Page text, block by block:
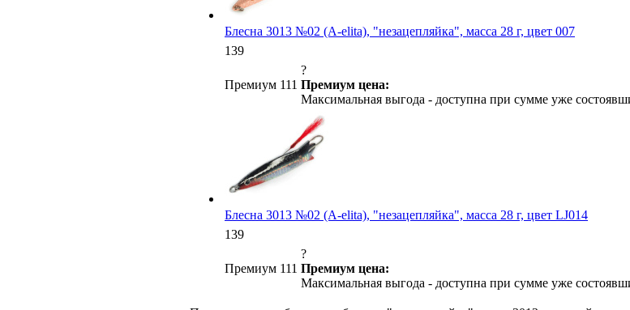
Блесна 3013 №02 (А-elita), "незацепляйка", масса 28 г, цвет 007
139
Премиум 111
?
Премиум цена:
Максимальная выгода - доступна при сумме уже
Блесна 3013 №02 (А-elita), "незацепляйка", масса 28 г, цвет LJ014
139
Премиум 111
?
Премиум цена:
Максимальная выгода - доступна при сумме уже